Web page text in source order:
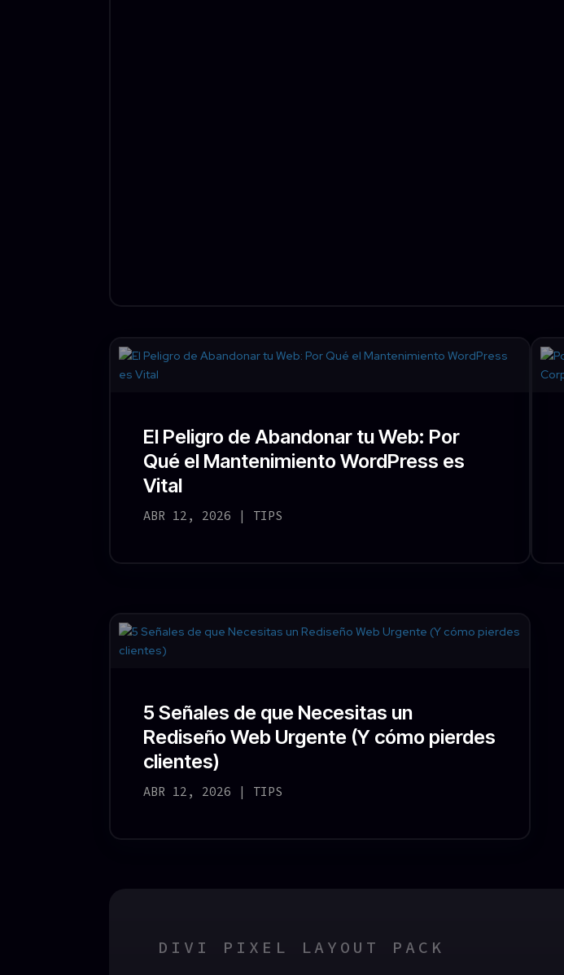
El Peligro de Abandonar tu Web: Por
Qué el Mantenimiento WordPress es
Vital
ABR 12, 2026 TIPS
5 Señales de que Necesitas un
Rediseño Web Urgente (Y cómo pierdes
clientes)
ABR 12, 2026 TIPS
DIVI PIXEL LAYOUT PACK